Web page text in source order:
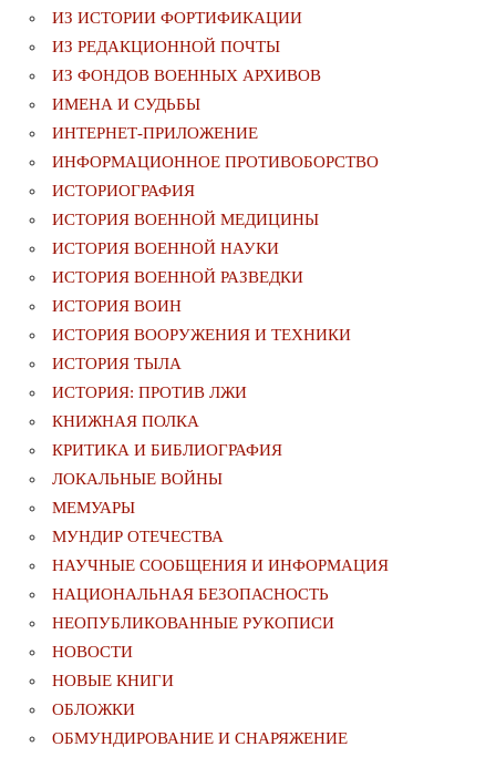
ИЗ ИСТОРИИ ФОРТИФИКАЦИИ
ИЗ РЕДАКЦИОННОЙ ПОЧТЫ
ИЗ ФОНДОВ ВОЕННЫХ АРХИВОВ
ИМЕНА И СУДЬБЫ
ИНТЕРНЕТ-ПРИЛОЖЕНИЕ
ИНФОРМАЦИОННОЕ ПРОТИВОБОРСТВО
ИСТОРИОГРАФИЯ
ИСТОРИЯ ВОЕННОЙ МЕДИЦИНЫ
ИСТОРИЯ ВОЕННОЙ НАУКИ
ИСТОРИЯ ВОЕННОЙ РАЗВЕДКИ
ИСТОРИЯ ВОИН
ИСТОРИЯ ВООРУЖЕНИЯ И ТЕХНИКИ
ИСТОРИЯ ТЫЛА
ИСТОРИЯ: ПРОТИВ ЛЖИ
КНИЖНАЯ ПОЛКА
КРИТИКА И БИБЛИОГРАФИЯ
ЛОКАЛЬНЫЕ ВОЙНЫ
МЕМУАРЫ
МУНДИР ОТЕЧЕСТВА
НАУЧНЫЕ СООБЩЕНИЯ И ИНФОРМАЦИЯ
НАЦИОНАЛЬНАЯ БЕЗОПАСНОСТЬ
НЕОПУБЛИКОВАННЫЕ РУКОПИСИ
НОВОСТИ
НОВЫЕ КНИГИ
ОБЛОЖКИ
ОБМУНДИРОВАНИЕ И СНАРЯЖЕНИЕ